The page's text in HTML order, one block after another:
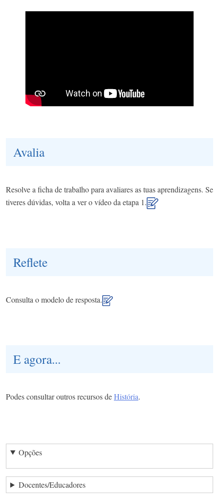
Avalia
Resolve a ficha de trabalho para avaliares as tuas aprendizagens. Se
tiveres dúvidas, volta a ver o vídeo da etapa 1.
Reflete
Consulta o modelo de resposta.
E agora...
Podes consultar outros recursos deHistória.
Opções
Docentes/Educadores